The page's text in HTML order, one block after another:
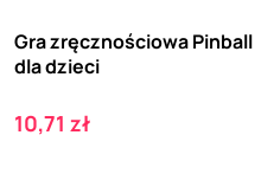
Gra zręcznościowa Pinball
dla dzieci
Cena
10,71 zł